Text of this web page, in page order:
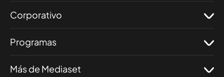
Corporativo
Programas
Más de Mediaset